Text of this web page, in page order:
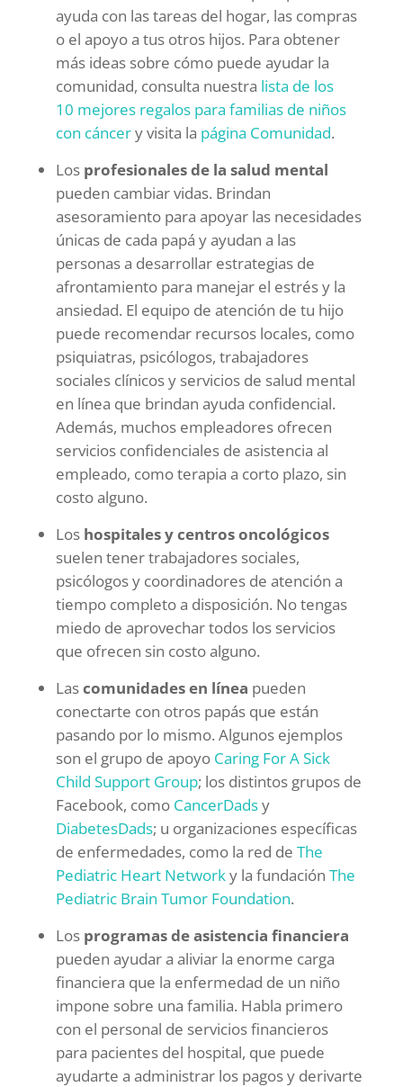
ayuda con las tareas del hogar, las compras
o el apoyo a tus otros hijos. Para obtener
más ideas sobre cómo puede ayudar la
comunidad, consulta nuestra lista de los
10 mejores regalos para familias de niños
con cáncery visita la página Comunidad.
Los profesionales de la salud mental
pueden cambiar vidas. Brindan
asesoramiento para apoyar las necesidades
únicas de cada papá y ayudan a las
personas a desarrollar estrategias de
afrontamiento para manejar el estrés y la
ansiedad. El equipo de atención de tu hijo
puede recomendar recursos locales, como
psiquiatras, psicólogos, trabajadores
sociales clínicos y servicios de salud mental
en línea que brindan ayuda confidencial.
Además, muchos empleadores ofrecen
servicios confidenciales de asistencia al
empleado, como terapia a corto plazo, sin
costo alguno.
Los hospitales y centros oncológicos
suelen tener trabajadores sociales,
psicólogos y coordinadores de atención a
tiempo completo a disposición. No tengas
miedo de aprovechar todos los servicios
que ofrecen sin costo alguno.
Lascomunidades en línea pueden
conectarte con otros papás que están
pasando por lo mismo. Algunos ejemplos
son el grupo de apoyo Caring For A Sick
Child Support Group; los distintos grupos de
Facebook, como CancerDadsy
DiabetesDads; u organizaciones específicas
de enfermedades, como la red de The
Pediatric Heart Networky la fundación The
Pediatric Brain Tumor Foundation.
Los programas de asistencia financiera
pueden ayudar a aliviar la enorme carga
financiera que la enfermedad de un niño
impone sobre una familia. Habla primero
con el personal de servicios financieros
para pacientes del hospital, que puede
ayudarte a administrar los pagos y derivarte